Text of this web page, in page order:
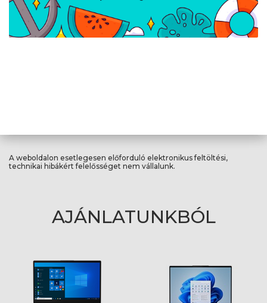
Memóriakártya
olvasó
Igen
Szín
Luna Grey
A weboldalon esetlegesen előforduló elektronikus feltöltési,
technikai hibákért felelősséget nem vállalunk.
AJÁNLATUNKBÓL